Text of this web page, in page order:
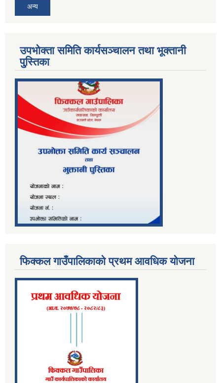
अन्य
उपभोक्ता समिति कार्यसञ्चालन तथा भूक्तानी
पु्स्तिका
फिक्कल गाउँपालिकाको प्रथम आवधिक योजना